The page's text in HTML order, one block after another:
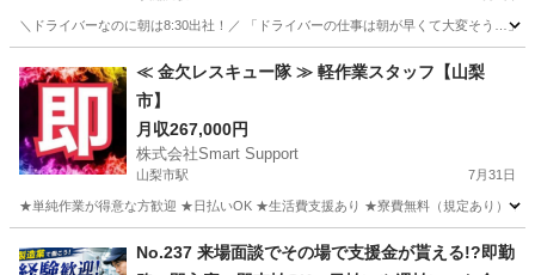
＼ドライバーなのに朝は8:30出社！／ 「ドライバーの仕事は朝が早くて大変そう…」
小淵沢駅
≪ 金欠レスキュー隊 ≫ 軽作業スタッフ【山梨
市】
月収267,000円
株式会社Smart Support
山梨市駅 7月31日
★単純作業が得意な方歓迎 ★日払いOK ★生活費支援あり ★寮費無料（規定あり） ★
その他 単純作業
No.237 来場面談でその場で支援金が貰える!?即勤